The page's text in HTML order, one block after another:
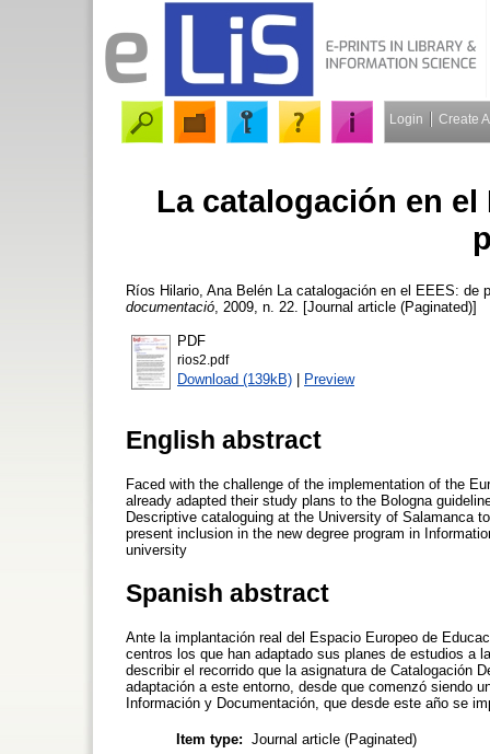
Login Create
La catalogación en
Ríos Hilario, Ana Belén La catalogación en el EEES:
documentació , 2009, n. 22. [Journal article (Paginated)]
PDF
rios2.pdf
Download (139kB) | Preview
English abstract
Faced with the challenge of the implementation of the
already adapted their study plans to the Bologna
Descriptive cataloguing at the University of Salamanca
present inclusion in the new degree program in
university
Spanish abstract
Ante la implantación real del Espacio Europeo de
centros los que han adaptado sus planes de estudios a
describir el recorrido que la asignatura de Catalogación
adaptación a este entorno, desde que comenzó siendo
Información y Documentación, que desde este año se
Item type: Journal article (Paginated)